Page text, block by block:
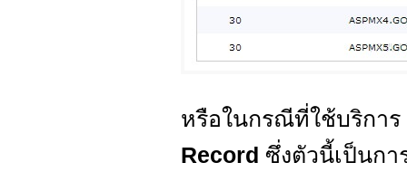
หรือในกรณีที่ใช้บริการ
Record ซึ่งตัวนี้เป็นก